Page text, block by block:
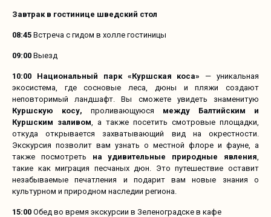
Завтрак в гостинице шведский стол
08:45 Встреча с гидом в холле гостиницы
09:00 Выезд
10:00 Национальный парк «Куршская коса» — уникальная
экосистема, где сосновые леса, дюны и пляжи создают
неповторимый ландшафт. Вы сможете увидеть знаменитую
Куршскую косу, проливающуюся между Балтийским и
Куршским заливом , а также посетить смотровые площадки,
откуда открывается захватывающий вид на окрестности.
Экскурсия позволит вам узнать о местной флоре и фауне, а
также посмотреть на удивительные природные явления
такие как миграция песчаных дюн. Это путешествие оставит
незабываемые печатления и подарит вам новые знания о
культурном и природном наследии региона.
15:00 Обед во время экскурсии в Зеленоградске в кафе